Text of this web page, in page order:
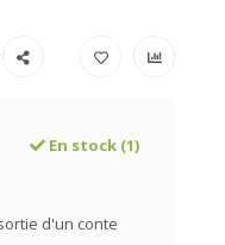
En stock (1)
d'un conte